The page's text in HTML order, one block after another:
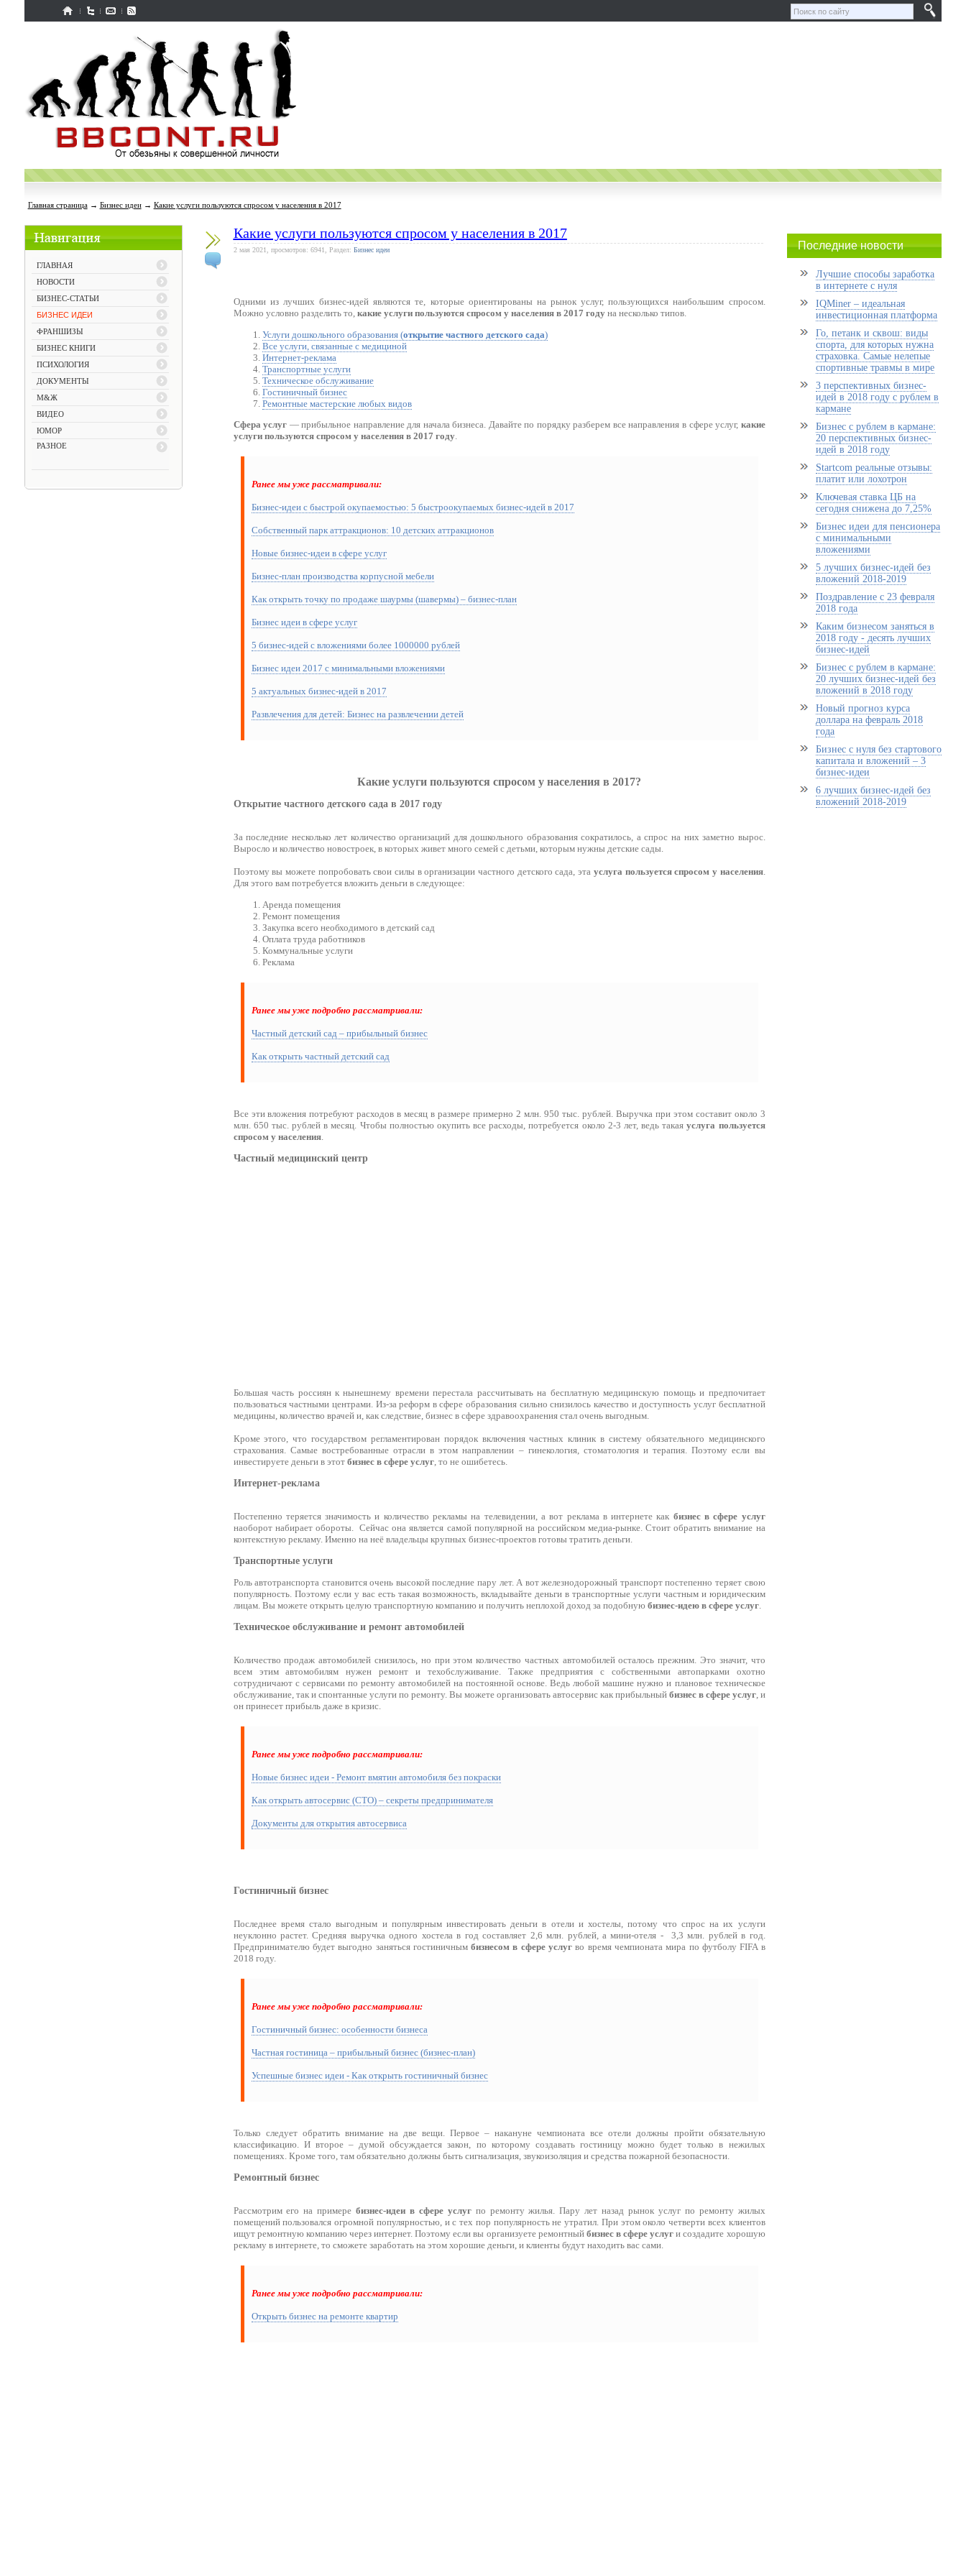
Главная страница→ Бизнес идеи→ Какие услуги пользуются спросом у населения в 2017
ГЛАВНАЯ
НОВОСТИ
БИЗНЕС-СТАТЬИ
БИЗНЕС ИДЕИ
ФРАНШИЗЫ
БИЗНЕС КНИГИ
ПСИХОЛОГИЯ
ДОКУМЕНТЫ
М&Ж
ВИДЕО
ЮМОР
РАЗНОЕ
Какие услуги пользуются спросом у населения в 2017
2 мая 2021, просмотров: 6941, Раздел: Бизнес идеи
Одними из лучших бизнес-идей являются те, которые ориентированы на рынок услуг, пользующихся наибольшим спросом.
Можно условно разделить то, какие услуги пользуются спросом у населения в 2017 годуна несколько типов.
Услуги дошкольного образования (открытие частного детского сада)
Все услуги, связанные с медициной
Интернет-реклама
Транспортные услуги
Техническое обслуживание
Гостиничный бизнес
Ремонтные мастерские любых видов
Сфера услуг — прибыльное направление для начала бизнеса. Давайте по порядку разберем все направления в сфере услуг, какие
услуги пользуются спросом у населения в 2017 году.
Ранее мы уже рассматривали:
Бизнес-идеи с быстрой окупаемостью: 5 быстроокупаемых бизнес-идей в 2017
Собственный парк аттракционов: 10 детских аттракционов
Новые бизнес-идеи в сфере услуг
Бизнес-план производства корпусной мебели
Как открыть точку по продаже шаурмы (шавермы) – бизнес-план
Бизнес идеи в сфере услуг
5 бизнес-идей с вложениями более 1000000 рублей
Бизнес идеи 2017 с минимальными вложениями
5 актуальных бизнес-идей в 2017
Развлечения для детей: Бизнес на развлечении детей
Какие услуги пользуются спросом у населения в 2017?
Открытие частного детского сада в 2017 году
За последние несколько лет количество организаций для дошкольного образования сократилось, а спрос на них заметно вырос.
Выросло и количество новостроек, в которых живет много семей с детьми, которым нужны детские сады.
Поэтому вы можете попробовать свои силы в организации частного детского сада, эта услуга пользуется спросом у населения.
Для этого вам потребуется вложить деньги в следующее:
Аренда помещения
Ремонт помещения
Закупка всего необходимого в детский сад
Оплата труда работников
Коммунальные услуги
Реклама
Ранее мы уже подробно рассматривали:
Частный детский сад – прибыльный бизнес
Как открыть частный детский сад
Все эти вложения потребуют расходов в месяц в размере примерно 2 млн. 950 тыс. рублей. Выручка при этом составит около 3
млн. 650 тыс. рублей в месяц. Чтобы полностью окупить все расходы, потребуется около 2-3 лет, ведь такаяуслуга пользуется
спросом у населения.
Частный медицинский центр
Большая часть россиян к нынешнему времени перестала рассчитывать на бесплатную медицинскую помощь и предпочитает
пользоваться частными центрами. Из-за реформ в сфере образования сильно снизилось качество и доступность услуг бесплатной
медицины, количество врачей и, как следствие, бизнес в сфере здравоохранения стал очень выгодным.
Кроме этого, что государством регламентирован порядок включения частных клиник в систему обязательного медицинского
страхования. Самые востребованные отрасли в этом направлении – гинекология, стоматология и терапия. Поэтому если вы
инвестируете деньги в этот бизнес в сфере услуг, то не ошибетесь.
Интернет-реклама
Постепенно теряется значимость и количество рекламы на телевидении, а вот реклама в интернете как бизнес в сфере услуг
наоборот набирает обороты. Сейчас она является самой популярной на российском медиа-рынке. Стоит обратить внимание на
контекстную рекламу. Именно на неё владельцы крупных бизнес-проектов готовы тратить деньги.
Транспортные услуги
Роль автотранспорта становится очень высокой последние пару лет. А вот железнодорожный транспорт постепенно теряет свою
популярность. Поэтому если у вас есть такая возможность, вкладывайте деньги в транспортные услуги частным и юридическим
лицам. Вы можете открыть целую транспортную компанию и получить неплохой доход за подобную бизнес-идею в сфере услуг.
Техническое обслуживание и ремонт автомобилей
Количество продаж автомобилей снизилось, но при этом количество частных автомобилей осталось прежним. Это значит, что
всем этим автомобилям нужен ремонт и техобслуживание. Также предприятия с собственными автопарками охотно
сотрудничают с сервисами по ремонту автомобилей на постоянной основе. Ведь любой машине нужно и плановое техническое
обслуживание, так и спонтанные услуги по ремонту. Вы можете организовать автосервис как прибыльный бизнес в сфере услуг, и
он принесет прибыль даже в кризис.
Ранее мы уже подробно рассматривали:
Новые бизнес идеи - Ремонт вмятин автомобиля без покраски
Как открыть автосервис (СТО) – секреты предпринимателя
Документы для открытия автосервиса
Гостиничный бизнес
Последнее время стало выгодным и популярным инвестировать деньги в отели и хостелы, потому что спрос на их услуги
неуклонно растет. Средняя выручка одного хостела в год составляет 2,6 млн. рублей, а мини-отеля - 3,3 млн. рублей в год.
Предпринимателю будет выгодно заняться гостиничнымбизнесом в сфере услуг во время чемпионата мира по футболу FIFA в
2018 году.
Ранее мы уже подробно рассматривали:
Гостиничный бизнес: особенности бизнеса
Частная гостиница – прибыльный бизнес (бизнес-план)
Успешные бизнес идеи - Как открыть гостиничный бизнес
Только следует обратить внимание на две вещи. Первое – накануне чемпионата все отели должны пройти обязательную
классификацию. И второе – думой обсуждается закон, по которому создавать гостиницу можно будет только в нежилых
помещениях. Кроме того, там обязательно должны быть сигнализация, звукоизоляция и средства пожарной безопасности.
Ремонтный бизнес
Рассмотрим его на примеребизнес-идеи в сфере услугпо ремонту жилья. Пару лет назад рынок услуг по ремонту жилых
помещений пользовался огромной популярностью, и с тех пор популярность не утратил. При этом около четверти всех клиентов
ищут ремонтную компанию через интернет. Поэтому если вы организуете ремонтный бизнес в сфере услуг и создадите хорошую
рекламу в интернете, то сможете заработать на этом хорошие деньги, и клиенты будут находить вас сами.
Ранее мы уже подробно рассматривали:
Открыть бизнес на ремонте квартир
Последние новости
Лучшие способы заработка
в интернете с нуля
IQMiner – идеальная
инвестиционная платформа
Го, петанк и сквош: виды
спорта, для которых нужна
страховка. Самые нелепые
спортивные травмы в мире
3 перспективных бизнес-
идей в 2018 году с рублем в
кармане
Бизнес с рублем в кармане:
20 перспективных бизнес-
идей в 2018 году
Startcom реальные отзывы:
платит или лохотрон
Ключевая ставка ЦБ на
сегодня снижена до 7,25%
Бизнес идеи для пенсионера
с минимальными
вложениями
5 лучших бизнес-идей без
вложений 2018-2019
Поздравление с 23 февраля
2018 года
Каким бизнесом заняться в
2018 году - десять лучших
бизнес-идей
Бизнес с рублем в кармане:
20 лучших бизнес-идей без
вложений в 2018 году
Новый прогноз курса
доллара на февраль 2018
года
Бизнес с нуля без стартового
капитала и вложений – 3
бизнес-идеи
6 лучших бизнес-идей без
вложений 2018-2019